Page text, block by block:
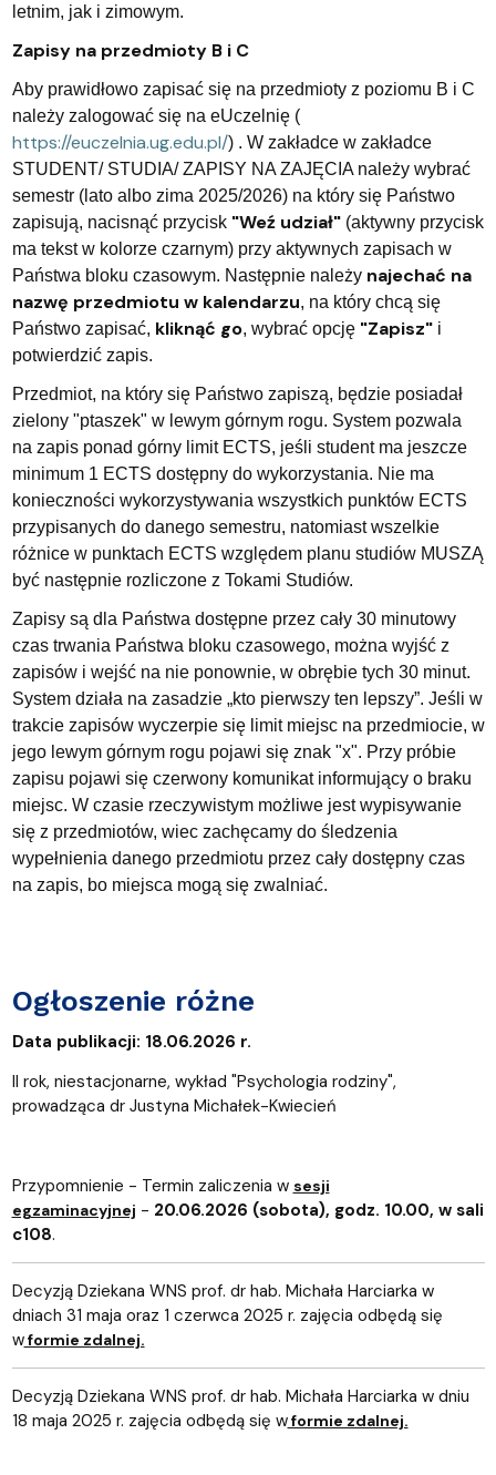
letnim, jak i zimowym.
Zapisy na przedmioty B i C
Aby prawidłowo zapisać się na przedmioty z poziomu B i C
należy zalogować się na eUczelnię (
https://euczelnia.ug.edu.pl/) . W zakładce w zakładce
STUDENT/ STUDIA/ ZAPISY NA ZAJĘCIA należy wybrać
semestr (lato albo zima 2025/2026) na który się Państwo
zapisują, nacisnąć przycisk "Weź udział"(aktywny przycisk
ma tekst w kolorze czarnym) przy aktywnych zapisach w
Państwa bloku czasowym. Następnie należy najechać na
nazwę przedmiotu w kalendarzu, na który chcą się
Państwo zapisać, kliknąć go, wybrać opcję "Zapisz"i
potwierdzić zapis.
Przedmiot, na który się Państwo zapiszą, będzie posiadał
zielony "ptaszek" w lewym górnym rogu. System pozwala
na zapis ponad górny limit ECTS, jeśli student ma jeszcze
minimum 1 ECTS dostępny do wykorzystania. Nie ma
konieczności wykorzystywania wszystkich punktów ECTS
przypisanych do danego semestru, natomiast wszelkie
różnice w punktach ECTS względem planu studiów MUSZĄ
być następnie rozliczone z Tokami Studiów.
Zapisy są dla Państwa dostępne przez cały 30 minutowy
czas trwania Państwa bloku czasowego, można wyjść z
zapisów i wejść na nie ponownie, w obrębie tych 30 minut.
System działa na zasadzie „kto pierwszy ten lepszy”. Jeśli w
trakcie zapisów wyczerpie się limit miejsc na przedmiocie, w
jego lewym górnym rogu pojawi się znak "x". Przy próbie
zapisu pojawi się czerwony komunikat informujący o braku
miejsc. W czasie rzeczywistym możliwe jest wypisywanie
się z przedmiotów, wiec zachęcamy do śledzenia
wypełnienia danego przedmiotu przez cały dostępny czas
na zapis, bo miejsca mogą się zwalniać.
Ogłoszenie różne
Data publikacji: 18.06.2026 r.
II rok, niestacjonarne, wykład "Psychologia rodziny",
prowadząca dr Justyna Michałek-Kwiecień
Przypomnienie - Termin zaliczenia w sesji
egzaminacyjnej - 20.06.2026 (sobota), godz. 10.00, w sali
c108.
Decyzją Dziekana WNS prof. dr hab. Michała Harciarka w
dniach 31 maja oraz 1 czerwca 2025 r. zajęcia odbędą się
wformie zdalnej.
Decyzją Dziekana WNS prof. dr hab. Michała Harciarka w dniu
18 maja 2025 r. zajęcia odbędą się wformie zdalnej.